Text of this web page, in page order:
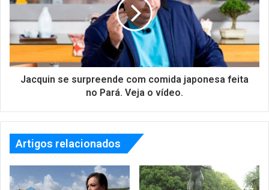
Jacquin se surpreende com comida japonesa feita
no Pará. Veja o vídeo.
Artigos relacionados